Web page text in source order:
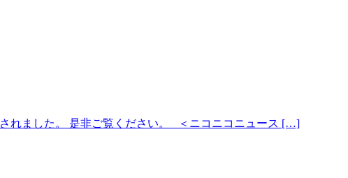
れました。 是非ご覧ください。 ＜ニコニコニュース […]